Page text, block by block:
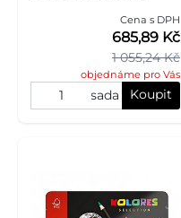
Cena s DPH
1 055,24 Kč
685,89 Kč
objednáme pro Vás
sada Koupit